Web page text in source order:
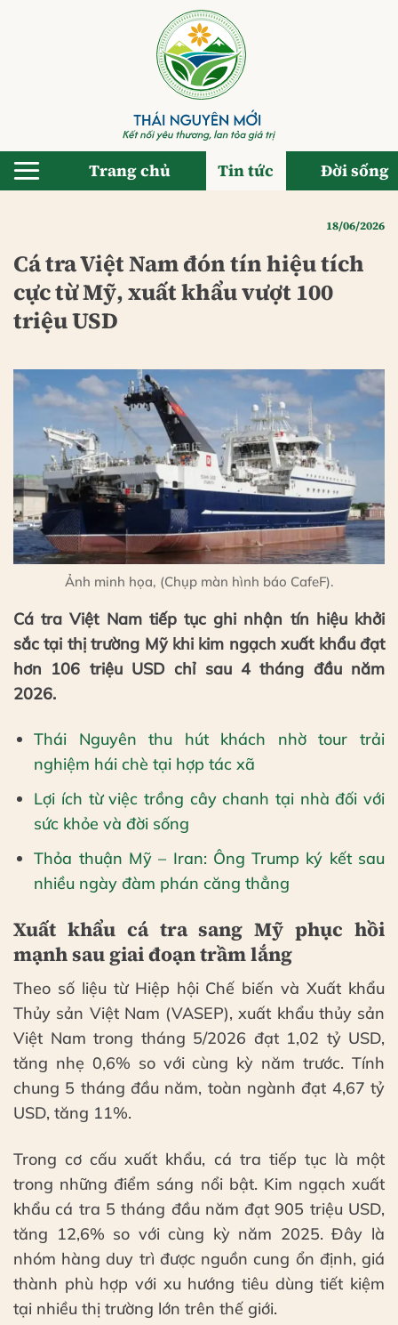
Trang chủ Tin tức Đời sống
18/06/2026
Cá tra Việt Nam đón tín hiệu tích
cực từ Mỹ, xuất khẩu vượt 100
triệu USD
Ảnh minh họa, (Chụp màn hình báo CafeF).
Cá tra Việt Nam tiếp tục ghi nhận tín hiệu khởi
sắc tại thị trường Mỹ khi kim ngạch xuất khẩu đạt
hơn 106 triệu USD chỉ sau 4 tháng đầu năm
2026.
Thái Nguyên thu hút khách nhờ tour trải
nghiệm hái chè tại hợp tác xã
Lợi ích từ việc trồng cây chanh tại nhà đối với
sức khỏe và đời sống
Thỏa thuận Mỹ – Iran: Ông Trump ký kết sau
nhiều ngày đàm phán căng thẳng
Xuất khẩu cá tra sang Mỹ phục hồi
mạnh sau giai đoạn trầm lắng
Theo số liệu từ Hiệp hội Chế biến và Xuất khẩu
Thủy sản Việt Nam (VASEP), xuất khẩu thủy sản
Việt Nam trong tháng 5/2026 đạt 1,02 tỷ USD,
tăng nhẹ 0,6% so với cùng kỳ năm trước. Tính
chung 5 tháng đầu năm, toàn ngành đạt 4,67 tỷ
USD, tăng 11%.
Trong cơ cấu xuất khẩu, cá tra tiếp tục là một
trong những điểm sáng nổi bật. Kim ngạch xuất
khẩu cá tra 5 tháng đầu năm đạt 905 triệu USD,
tăng 12,6% so với cùng kỳ năm 2025. Đây là
nhóm hàng duy trì được nguồn cung ổn định, giá
thành phù hợp với xu hướng tiêu dùng tiết kiệm
tại nhiều thị trường lớn trên thế giới.